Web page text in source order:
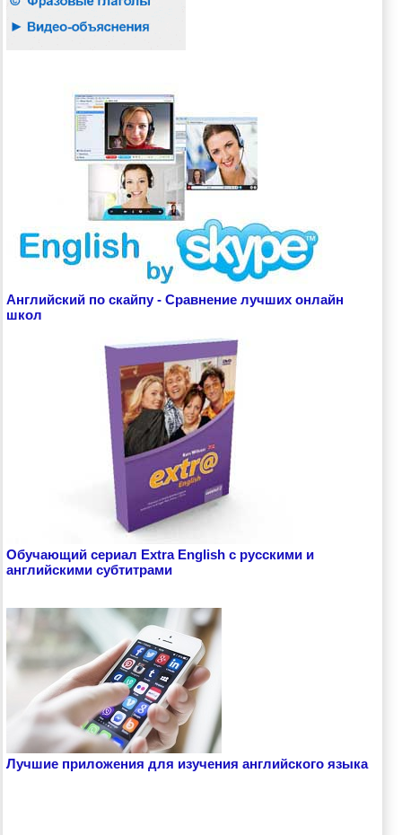
Английский по скайпу - Сравнение лучших онлайн
школ
Обучающий сериал Extra English с русскими и
английскими субтитрами
Лучшие приложения для изучения английского языка